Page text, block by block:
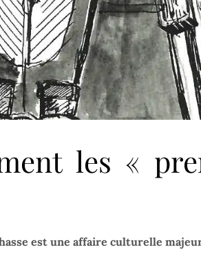
les «
est une affaire culturelle